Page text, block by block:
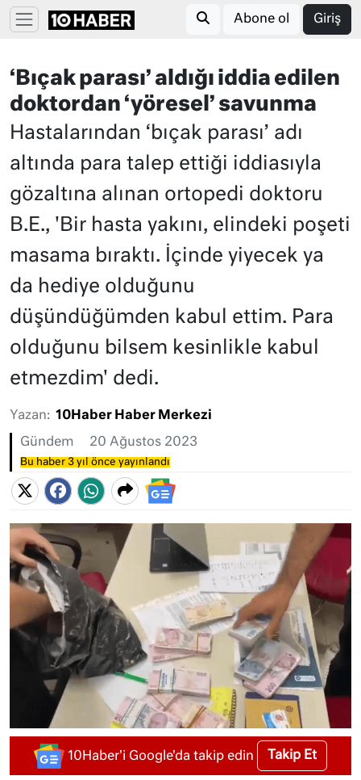
Abone ol Giriş
‘Bıçak parası’ aldığı iddia edilen
doktordan ‘yöresel’ savunma
Hastalarından ‘bıçak parası’ adı
altında para talep ettiği iddiasıyla
gözaltına alınan ortopedi doktoru
B.E., 'Bir hasta yakını, elindeki poşeti
masama bıraktı. İçinde yiyecek ya
da hediye olduğunu
düşündüğümden kabul ettim. Para
olduğunu bilsem kesinlikle kabul
etmezdim' dedi.
Yazan: 10Haber Haber Merkezi
Gündem 20 Ağustos 2023
Bu haber 3 yıl önce yayınlandı
10Haber'i Google'da takip edin Takip Et